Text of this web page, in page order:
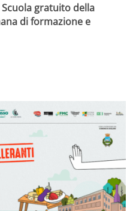
gratuito della
di formazione e